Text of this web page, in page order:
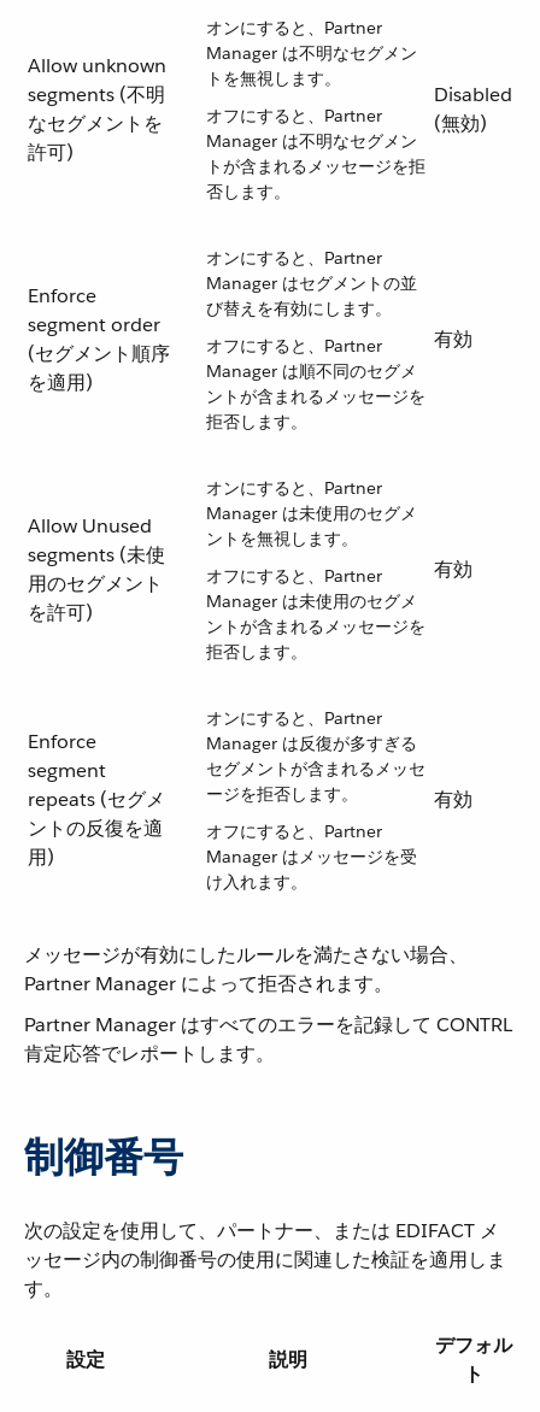
Allow unknown
segments (不明
なセグメントを
許可)
オンにすると、Partner
Manager は不明なセグメン
トを無視します。
オフにすると、Partner
Manager は不明なセグメン
トが含まれるメッセージを拒
否します。
Disabled
(無効)
Enforce
segment order
(セグメント順序
を適用)
オンにすると、Partner
Manager はセグメントの並
び替えを有効にします。
オフにすると、Partner
Manager は順不同のセグメ
ントが含まれるメッセージを
拒否します。
有効
Allow Unused
segments (未使
用のセグメント
を許可)
オンにすると、Partner
Manager は未使用のセグメ
ントを無視します。
オフにすると、Partner
Manager は未使用のセグメ
ントが含まれるメッセージを
拒否します。
有効
Enforce
segment
repeats (セグメ
ントの反復を適
用)
オンにすると、Partner
Manager は反復が多すぎる
セグメントが含まれるメッセ
ージを拒否します。
オフにすると、Partner
Manager はメッセージを受
け入れます。
有効
メッセージが有効にしたルールを満たさない場合、
Partner Manager によって拒否されます。
Partner Manager はすべてのエラーを記録して CONTRL
肯定応答でレポートします。
制御番号
次の設定を使用して、パートナー、または EDIFACT メ
ッセージ内の制御番号の使用に関連した検証を適用しま
す。
設定 説明
デフォル
ト